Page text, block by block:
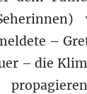
–
– die